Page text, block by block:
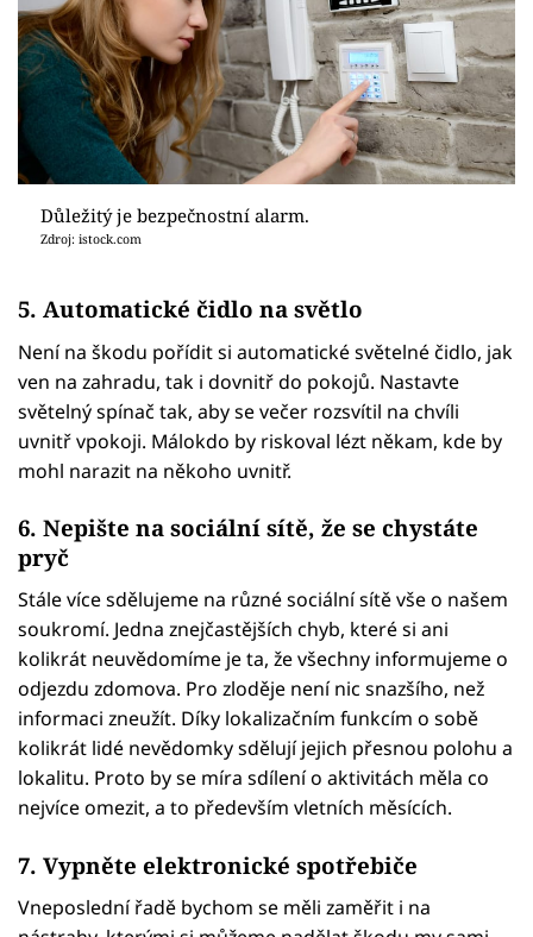
Důležitý je bezpečnostní alarm.
Zdroj: istock.com
5. Automatické čidlo na světlo
Není na škodu pořídit si automatické světelné čidlo, jak
ven na zahradu, tak i dovnitř do pokojů. Nastavte
světelný spínač tak, aby se večer rozsvítil na chvíli
uvnitř vpokoji. Málokdo by riskoval lézt někam, kde by
mohl narazit na někoho uvnitř.
6. Nepište na sociální sítě, že se chystáte
pryč
Stále více sdělujeme na různé sociální sítě vše o našem
soukromí. Jedna znejčastějších chyb, které si ani
kolikrát neuvědomíme je ta, že všechny informujeme o
odjezdu zdomova. Pro zloděje není nic snazšího, než
informaci zneužít. Díky lokalizačním funkcím o sobě
kolikrát lidé nevědomky sdělují jejich přesnou polohu a
lokalitu. Proto by se míra sdílení o aktivitách měla co
nejvíce omezit, a to především vletních měsících.
7. Vypněte elektronické spotřebiče
Vneposlední řadě bychom se měli zaměřit i na